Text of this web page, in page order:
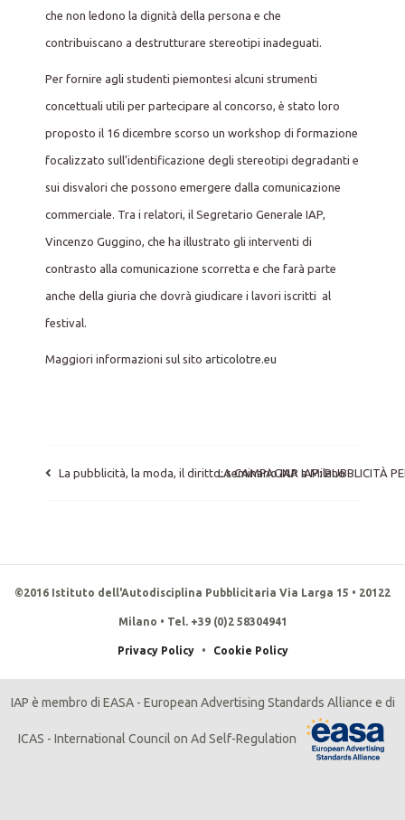
che non ledono la dignità della persona e che
contribuiscano a destrutturare stereotipi inadeguati.
Per fornire agli studenti piemontesi alcuni strumenti
concettuali utili per partecipare al concorso, è stato loro
proposto il 16 dicembre scorso un workshop di formazione
focalizzato sull’identificazione degli stereotipi degradanti e
sui disvalori che possono emergere dalla comunicazione
commerciale. Tra i relatori, il Segretario Generale IAP,
Vincenzo Guggino, che ha illustrato gli interventi di
contrasto alla comunicazione scorretta e che farà parte
anche della giuria che dovrà giudicare i lavori iscritti al
festival.
Maggiori informazioni sul sito articolotre.eu
La pubblicità, la moda, il diritto: seminario IAP a Milano
LA CAMPAGNA IAP: PUBBLICITÀ
©2016 Istituto dell'Autodisciplina Pubblicitaria Via Larga 15 • 20122
Milano • Tel. +39 (0)2 58304941
Privacy Policy • Cookie Policy
IAP è membro di EASA - European Advertising Standards Alliance e di
ICAS - International Council on Ad Self-Regulation